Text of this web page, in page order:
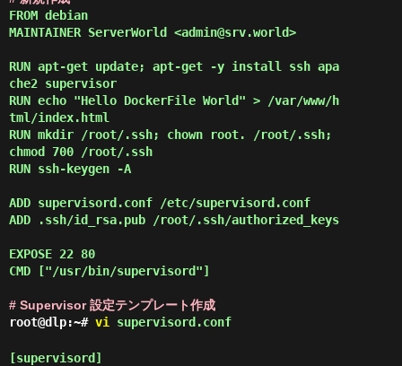
FROM debian
MAINTAINER ServerWorld <admin@srv.world>
RUN apt-get update; apt-get -y install ssh apa
che2 supervisor
RUN echo "Hello DockerFile World" > /var/www/h
tml/index.html
RUN mkdir /root/.ssh; chown root. /root/.ssh;
chmod 700 /root/.ssh
RUN ssh-keygen -A
ADD supervisord.conf /etc/supervisord.conf
ADD .ssh/id_rsa.pub /root/.ssh/authorized_keys
EXPOSE 22 80
CMD ["/usr/bin/supervisord"]
# Supervisor 設定テンプレート作成
root@dlp:~# vi supervisord.conf
[supervisord]